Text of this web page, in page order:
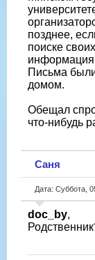
позднее,
поиске
информация
Письма
домом.
Обещал
что-нибудь
Саня
Дата: Суббота,
doc_by,